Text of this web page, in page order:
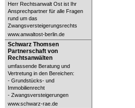
Herr Rechtsanwalt Ost ist Ihr
Ansprechpartner für alle Fragen
rund um das
Zwangsversteigerungsrechts
www.anwaltost-berlin.de
Schwarz Thomsen Partnerschaft
von Rechtsanwälten
Schwarz Thomsen
Partnerschaft von
Rechtsanwälten
umfassende Beratung und
Vertretung in den Bereichen:
- Grundstücks- und
Immobilienrecht
- Zwangsversteigerungen
www.schwarz-rae.de